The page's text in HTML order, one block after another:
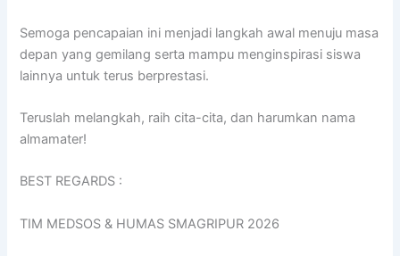
Semoga pencapaian ini menjadi langkah awal menuju masa
depan yang gemilang serta mampu menginspirasi siswa
lainnya untuk terus berprestasi.
Teruslah melangkah, raih cita-cita, dan harumkan nama
almamater!
BEST REGARDS :
TIM MEDSOS & HUMAS SMAGRIPUR 2026